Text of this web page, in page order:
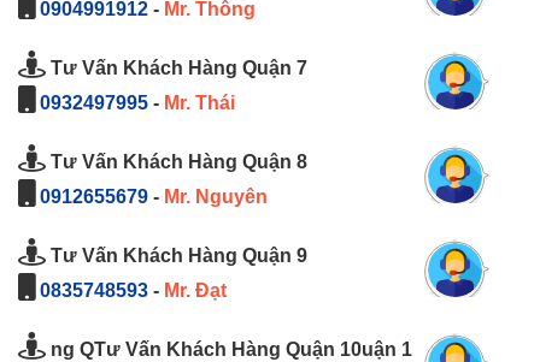
0904991912 - Mr. Thông
Tư Vấn Khách Hàng Quận 7
0932497995 - Mr. Thái
Tư Vấn Khách Hàng Quận 8
0912655679 - Mr. Nguyên
Tư Vấn Khách Hàng Quận 9
0835748593 - Mr. Đạt
ng QTư Vấn Khách Hàng Quận 10uận 1